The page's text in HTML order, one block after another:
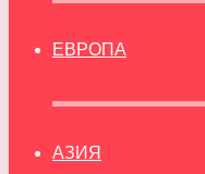
ЕВРОПА
АЗИЯ